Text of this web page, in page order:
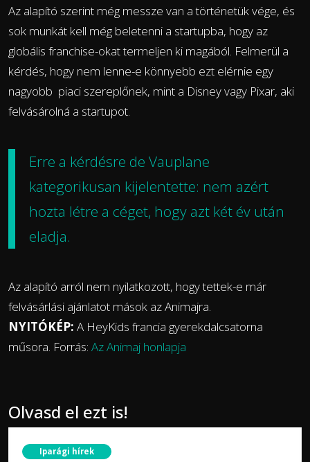
Az alapító szerint még messze van a történetük vége, és
sok munkát kell még beletenni a startupba, hogy az
globális franchise-okat termeljen ki magából. Felmerül a
kérdés, hogy nem lenne-e könnyebb ezt elérnie egy
nagyobb piaci szereplőnek, mint a Disney vagy Pixar, aki
felvásárolná a startupot.
Erre a kérdésre de Vauplane
kategorikusan kijelentette: nem azért
hozta létre a céget, hogy azt két év után
eladja.
Az alapító arról nem nyilatkozott, hogy tettek-e már
felvásárlási ajánlatot mások az Animajra.
NYITÓKÉP: A HeyKids francia gyerekdalcsatorna
műsora. Forrás: Az Animaj honlapja
Olvasd el ezt is!
Iparági hírek